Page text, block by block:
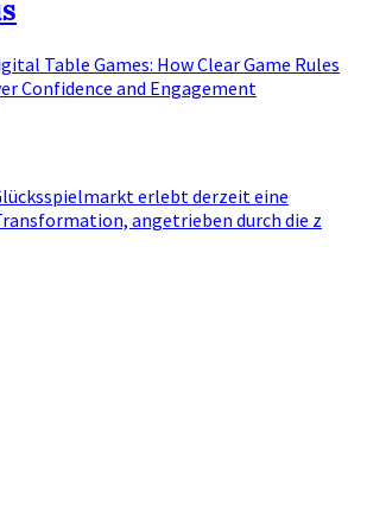
Table Games: How Clear Game Rules
Confidence and Engagement
erlebt derzeit eine
angetrieben durch die z